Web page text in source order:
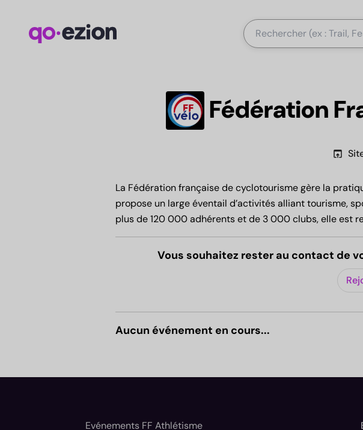
Fédération
open_in_browser
La Fédération française de cyclotourisme gère la
propose un large éventail d’activités alliant tourisme,
plus de 120 000 adhérents et de 3 000 clubs, elle est
Vous souhaitez rester au contact de
Aucun événement en cours...
Evénements FF Athlétisme